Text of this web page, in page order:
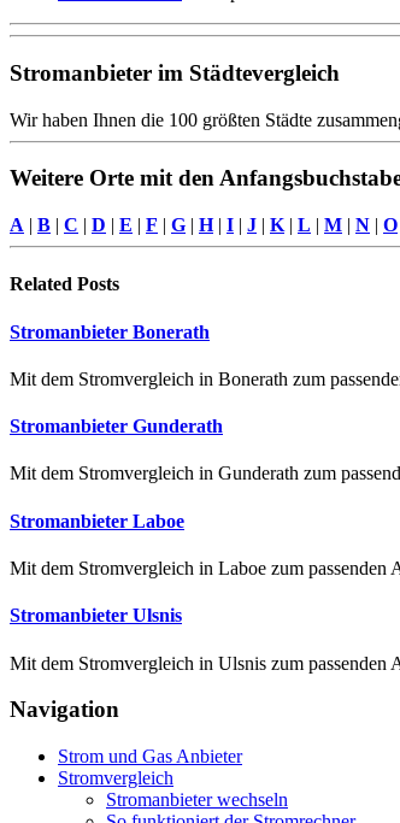
Stromanbieter im Städtevergleich
Wir haben Ihnen die 100 größten Städte
Weitere Orte mit den
A | B | C | D | E | F | G | H| I | J | K | L | M | N | O
Related Posts
Stromanbieter Bonerath
Mit dem Stromvergleich in Bonerath zum
Stromanbieter Gunderath
Mit dem Stromvergleich in Gunderath zum
Stromanbieter Laboe
Mit dem Stromvergleich in Laboe zum passenden
Stromanbieter Ulsnis
Mit dem Stromvergleich in Ulsnis zum passenden
Navigation
Strom und Gas Anbieter
Stromvergleich
Stromanbieter wechseln